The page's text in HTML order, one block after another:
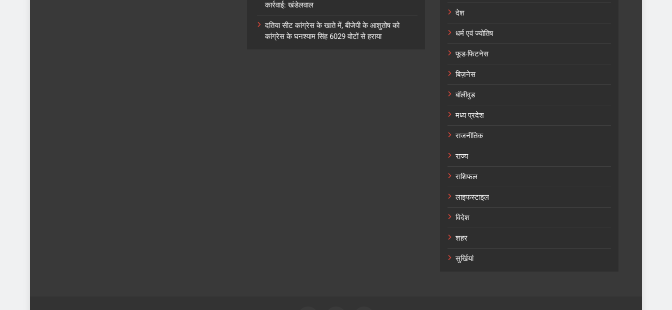
कार्रवाई: खंडेलवाल
दतिया सीट कांग्रेस के खाते में, बीजेपी के आशुतोष को
कांग्रेस के घनश्याम सिंह 6029 वोटों से हराया
देश
धर्म एवं ज्योतिष
फूड-फिटनेस
बिज़नेस
बॉलीवुड
मध्य प्रदेश
राजनीतिक
राज्य
राशिफल
लाइफस्टाइल
विदेश
शहर
सुर्खियां